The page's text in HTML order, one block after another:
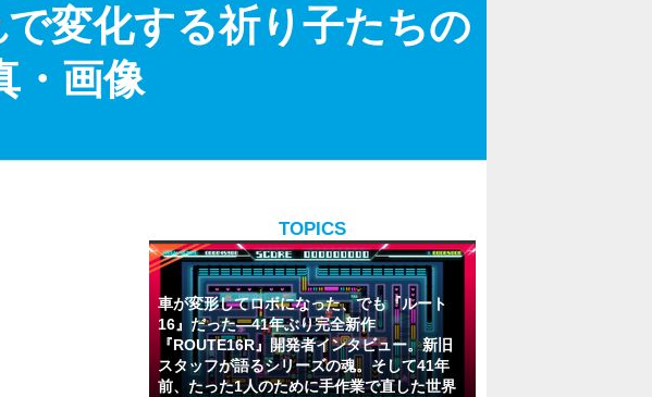
変化する祈り子たちの
・画像
TOPICS
車が変形してロボになった、でも『ルート
16』だった―41年ぶり完全新作
『ROUTE16R』開発者インタビュー。新旧
スタッフが語るシリーズの魂。そして41年
前、たった1人のために手作業で直した世界